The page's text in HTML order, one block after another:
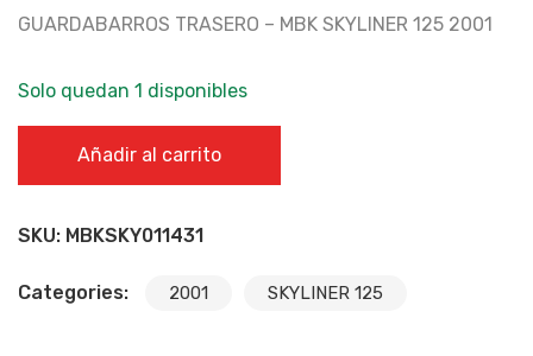
GUARDABARROS TRASERO – MBK SKYLINER 125 2001
Solo quedan 1 disponibles
Añadir al carrito
SKU: MBKSKY011431
Categories: 2001 SKYLINER 125